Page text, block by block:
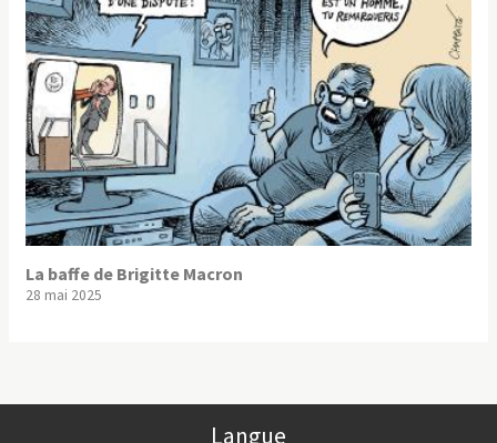
La baffe de Brigitte Macron
28 mai 2025
Langue